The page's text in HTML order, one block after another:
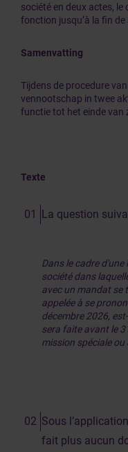
société en deux actes,
fonction jusqu’à la fin de
Samenvatting
Tijdens de procedure
vennootschap in twee
functie tot het einde van
Texte
La question
Dans le cadre
société dans
avec un mandat se
appelée à se
décembre 2026,
sera faite avant le
mission spéciale
Sous
fait plus aucun